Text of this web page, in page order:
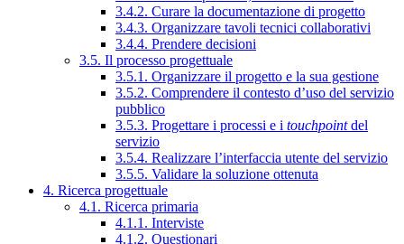
3.4.2. Curare la documentazione di progetto
3.4.3. Organizzare tavoli tecnici collaborativi
3.4.4. Prendere decisioni
3.5. Il processo progettuale
3.5.1. Organizzare il progetto e la sua gestione
3.5.2. Comprendere il contesto d’uso del servizio
pubblico
3.5.3. Progettare i processi e i touchpointdel
servizio
3.5.4. Realizzare l’interfaccia utente del servizio
3.5.5. Validare la soluzione ottenuta
4. Ricerca progettuale
4.1. Ricerca primaria
4.1.1. Interviste
4.1.2. Questionari